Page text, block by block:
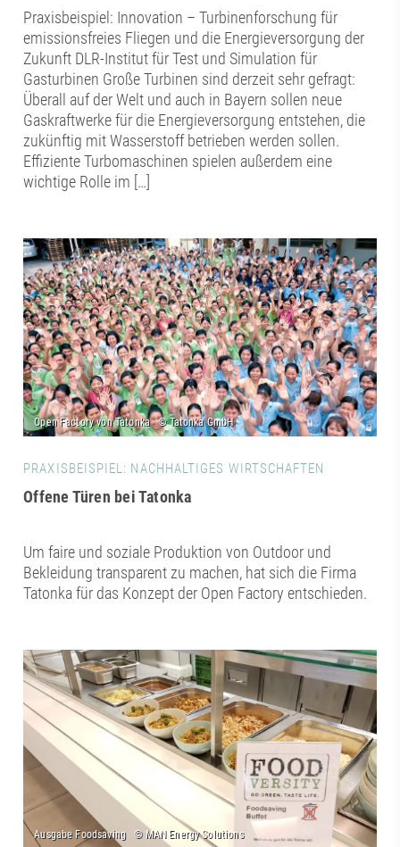
Praxisbeispiel: Innovation – Turbinenforschung für
emissionsfreies Fliegen und die Energieversorgung der
Zukunft DLR-Institut für Test und Simulation für
Gasturbinen Große Turbinen sind derzeit sehr gefragt:
Überall auf der Welt und auch in Bayern sollen neue
Gaskraftwerke für die Energieversorgung entstehen, die
zukünftig mit Wasserstoff betrieben werden sollen.
Effiziente Turbomaschinen spielen außerdem eine
wichtige Rolle im […]
PRAXISBEISPIEL: NACHHALTIGES WIRTSCHAFTEN
Offene Türen bei Tatonka
Um faire und soziale Produktion von Outdoor und
Bekleidung transparent zu machen, hat sich die Firma
Tatonka für das Konzept der Open Factory entschieden.